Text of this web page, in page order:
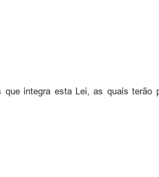
integra esta Lei, as quais terão